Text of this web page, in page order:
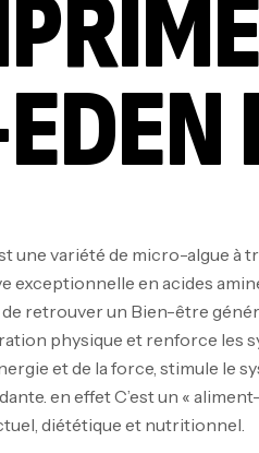
une variété de micro-algue
exceptionnelle en acides
retrouver un Bien-être
physique et renforce les
et de la force, stimule le
en effet C’est un «
diététique et nutritionnel.